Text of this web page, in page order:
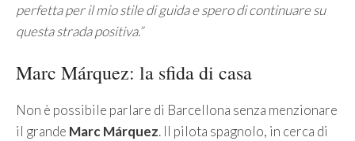
perfetta per il mio stile di guida e spero di continuare su
questa strada positiva.”
Marc Márquez: la sfida di casa
Non è possibile parlare di Barcellona senza menzionare
il grande Marc Márquez. Il pilota spagnolo, in cerca di